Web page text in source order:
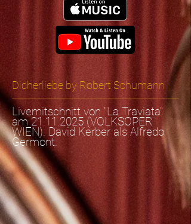
Dicherliebe by Robert Schumann
Livemitschnittvon "La Traviata"
am21.11.2025(VOLKSOPER
WIEN). David Kerber als Alfredo
Germont.